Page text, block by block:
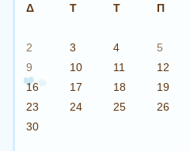
Δ
Τ Τ Π
2
3 4 5
9
10 11 12
16
17 18 19
23
24 25 26
30